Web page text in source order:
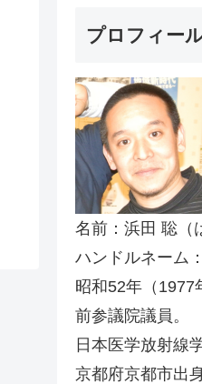
プロフィー
名前：浜田 聡（
ハンドルネーム
昭和52年（1977
前参議院議員。
日本医学放射線
京都府京都市出